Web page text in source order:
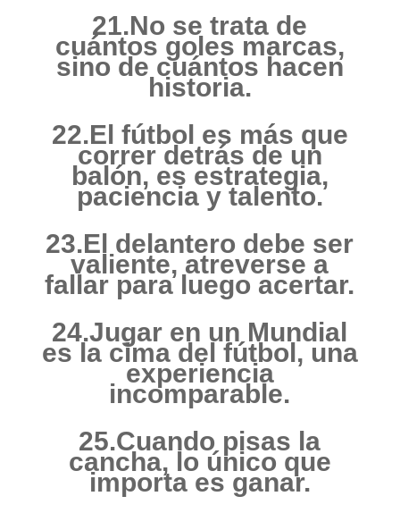
21.No se trata de
cuántos goles marcas,
sino de cuántos hacen
historia.
22.El fútbol es más que
correr detrás de un
balón, es estrategia,
paciencia y talento.
23.El delantero debe ser
valiente, atreverse a
fallar para luego acertar.
24.Jugar en un Mundial
es la cima del fútbol, una
experiencia
incomparable.
25.Cuando pisas la
cancha, lo único que
importa es ganar.